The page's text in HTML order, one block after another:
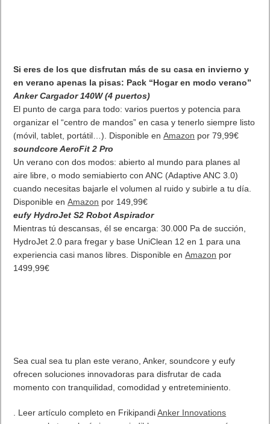
Si eres de los que disfrutan más de su casa en invierno y
en verano apenas la pisas: Pack “Hogar en modo verano”
Anker Cargador 140W (4 puertos)
El punto de carga para todo: varios puertos y potencia para
organizar el “centro de mandos” en casa y tenerlo siempre listo
(móvil, tablet, portátil…). Disponible enAmazon por 79,99€
soundcore AeroFit 2 Pro
Un verano con dos modos: abierto al mundo para planes al
aire libre, o modo semiabierto con ANC (Adaptive ANC 3.0)
cuando necesitas bajarle el volumen al ruido y subirle a tu día.
Disponible enAmazon por 149,99€
eufy HydroJet S2 Robot Aspirador
Mientras tú descansas, él se encarga: 30.000 Pa de succión,
HydroJet 2.0 para fregar y base UniClean 12 en 1 para una
experiencia casi manos libres. Disponible enAmazon por
1499,99€
Sea cual sea tu plan este verano, Anker, soundcore y eufy
ofrecen soluciones innovadoras para disfrutar de cada
momento con tranquilidad, comodidad y entreteminiento.
. Leer artículo completo en FrikipandiAnker Innovations